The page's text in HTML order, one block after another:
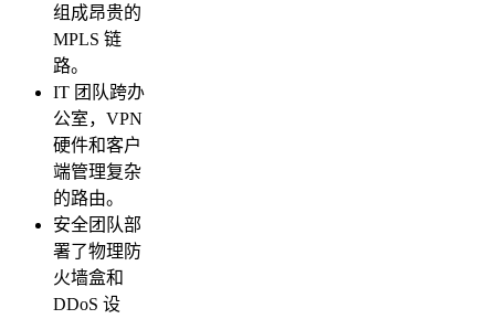
组成昂贵的
MPLS 链
路。
IT 团队跨办
公室，VPN
硬件和客户
端管理复杂
的路由。
安全团队部
署了物理防
火墙盒和
DDoS 设